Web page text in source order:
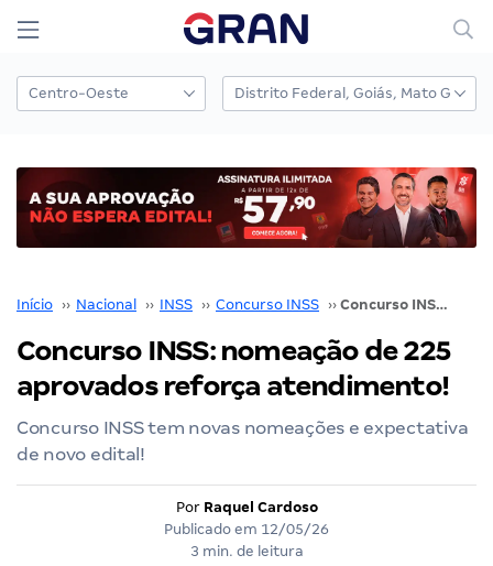
Início ›› Nacional ›› INSS ›› Concurso INSS ›› Concurso INSS: nomeação de 225 aprovados reforça atendimento!
Concurso INSS: nomeação de 225
aprovados reforça atendimento!
Concurso INSS tem novas nomeações e expectativa
de novo edital!
Por Raquel Cardoso
Publicado em 12/05/26
3 min. de leitura